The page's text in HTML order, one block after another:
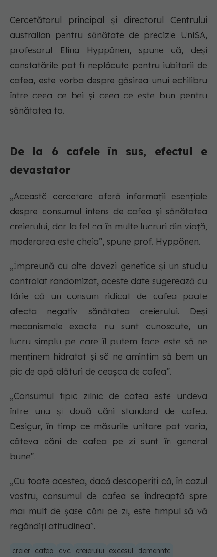
Cercetătorul principal și directorul Centrului
australian pentru sănătate de precizie UniSA,
profesorul Elina Hyppönen, spune că, deși
constatările pot fi neplăcute pentru iubitorii de
cafea, este vorba despre găsirea unui echilibru
între ceea ce bei și ceea ce este bun pentru
sănătatea ta.
De la 6 cafele în sus, efectul e
devastator
„Această cercetare oferă informații esențiale
despre consumul intens de cafea și sănătatea
creierului, dar la fel ca în multe lucruri din viață,
moderarea este cheia”, spune prof. Hyppönen.
„Împreună cu alte dovezi genetice și un studiu
controlat randomizat, aceste date sugerează cu
tărie că un consum ridicat de cafea poate
afecta negativ sănătatea creierului. Deși
mecanismele exacte nu sunt cunoscute, un
lucru simplu pe care îl putem face este să ne
menținem hidratat și să ne amintim să bem un
pic de apă alături de ceașca de cafea”.
„Consumul tipic zilnic de cafea este undeva
între una și două căni standard de cafea.
Desigur, în timp ce măsurile unitare pot varia,
câteva căni de cafea pe zi sunt în general
bune”.
„Cu toate acestea, dacă descoperiți că, în cazul
vostru, consumul de cafea se îndreaptă spre
mai mult de șase căni pe zi, este timpul să vă
regândiți atitudinea”.
creier cafea avc creierului excesul demennta